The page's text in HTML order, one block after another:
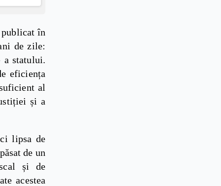
publicat în
de zile:
a statului.
eficiența
al
și a
lipsa de
de un
și de
acestea